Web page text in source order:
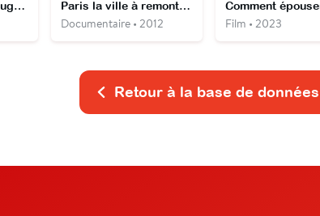
Les Sorcières de Zugarramurdi Paris la ville à remonter le temps
Documentaire • 2012 Film • 2023
Retour à la base de données